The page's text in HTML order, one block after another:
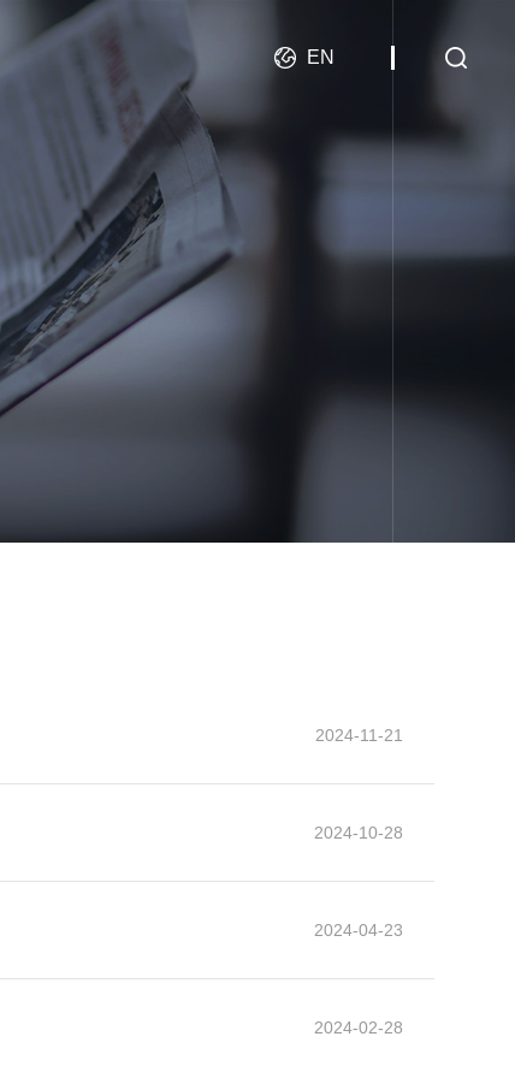
EN
2024-11-21
2024-10-28
2024-04-23
2024-02-28